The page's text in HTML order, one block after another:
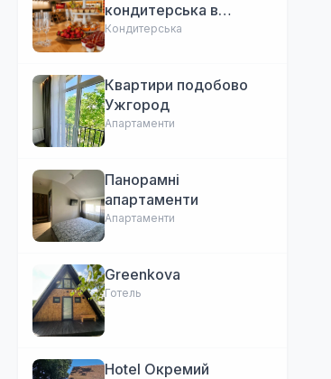
кондитерська в
Ужгороді
Кондитерська
Квартири подобово
Ужгород
Апартаменти
Панорамні
апартаменти
Апартаменти
Greenkova
Готель
Hotel Окремий